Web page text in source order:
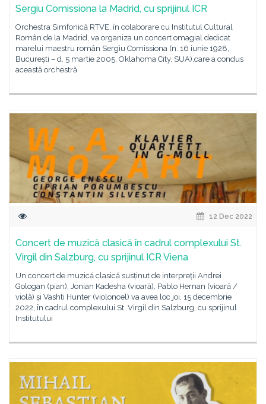
Sergiu Comissiona la Madrid, cu sprijinul ICR
Orchestra Simfonică RTVE, în colaborare cu Institutul Cultural
Român de la Madrid, va organiza un concert omagial dedicat
marelui maestru român Sergiu Comissiona (n. 16 iunie 1928,
București – d. 5 martie 2005, Oklahoma City, SUA),care a condus
această orchestră
12 Dec 2022
Concert de muzică clasică în cadrul complexului St.
Virgil din Salzburg, cu sprijinul ICR Viena
Un concert de muzică clasică susținut de interpreții Andrei
Gologan (pian), Jonian Kadesha (vioară), Pablo Hernan (vioară /
violă) și Vashti Hunter (violoncel) va avea loc joi, 15 decembrie
2022, în cadrul complexului St. Virgil din Salzburg, cu sprijinul
Institutului